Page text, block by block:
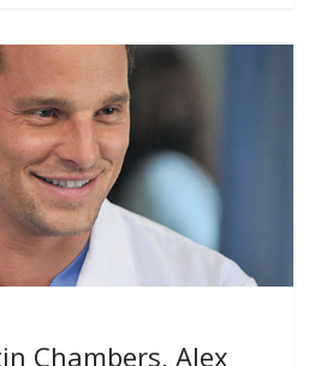
Chambers, Alex